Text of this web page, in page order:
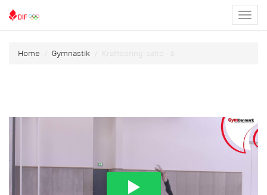
menu
Home Gymnastik Kraftspring-salto - 6